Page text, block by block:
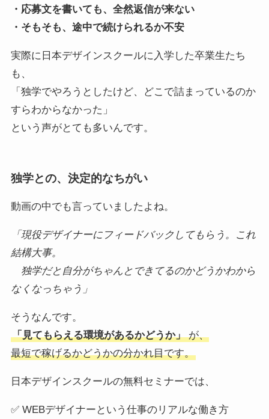
・応募文を書いても、全然返信が来ない
・そもそも、途中で続けられるか不安
実際に日本デザインスクールに入学した卒業生たち
も、
「独学でやろうとしたけど、どこで詰まっているのか
すらわからなかった」
という声がとても多いんです。
独学との、決定的なちがい
動画の中でも言っていましたよね。
「現役デザイナーにフィードバックしてもらう。これ
結構大事。
独学だと自分がちゃんとできてるのかどうかわから
なくなっちゃう」
そうなんです。
「見てもらえる環境があるかどうか」が、
最短で稼げるかどうかの分かれ目です。
日本デザインスクールの無料セミナーでは、
✅ WEBデザイナーという仕事のリアルな働き方